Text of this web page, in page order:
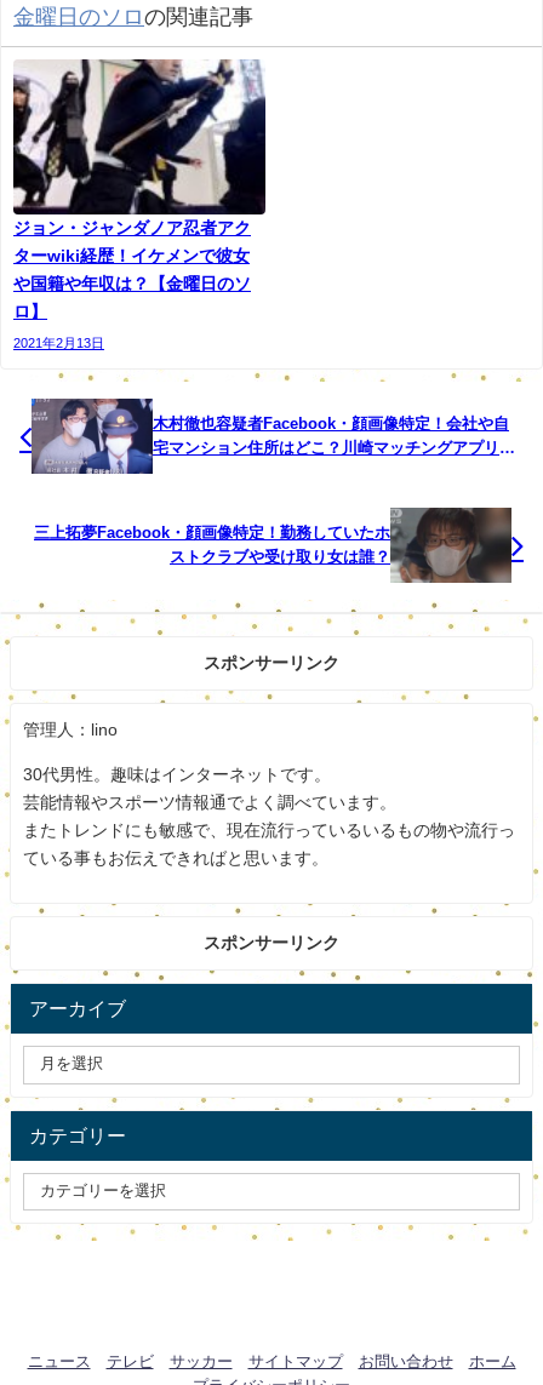
名前：森風美（もりふうみ）
生年月日：1994年12月24日
年齢：25歳
出身：千葉県
趣味：キャンプ、釣り
学歴：神奈川県立湘南高校、慶應義塾大学
ペット：犬のどんちゃん
職業：なちゅガール編集長
今回金曜日のソロに登場する森風美です。
金曜日のソロはNHKの番組です。
守る番組です。
ゆっくりと過ごしたり趣味を楽しんだり勉強したりと様々
毎回違う3人の自宅に定点カメラを設置するのですが今回は
3人のうち1人が森風美です。
森風美はキャンプ女子で年間80泊もキャンプをしていま
す。
すごいですよね。
森風美は自宅ではどんな過ごし方をするのでしょうか。
スポンサードリンク
金曜日のソロの関連記事
ジョン・ジャンダノア忍者アク
ターwiki経歴！イケメンで彼女
や国籍や年収は？【金曜日のソ
ロ】
2021年2月13日
木村徹也容疑者Facebook・顔画像特定！会社や自
宅マンション住所はどこ？川崎マッチングアプリ誘
三上拓夢Facebook・顔画像特定！勤務していたホ
ストクラブや受け取り女は誰？
スポンサーリンク
管理人：lino
30代男性。趣味はインターネットです。
芸能情報やスポーツ情報通でよく調べています。
またトレンドにも敏感で、現在流行っているいるもの物や流行っ
ている事もお伝えできればと思います。
スポンサーリンク
アーカイブ
カテゴリー
ニュース テレビ サッカー サイトマップ お問い合わせ
ホーム